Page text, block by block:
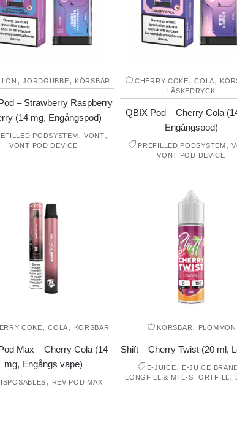
,JORDGUBBE, KÖRSBÄR
– Strawberry Raspberry
(14 mg, Engångspod)
PODSYSTEM, VONT,
VONT POD DEVICE
CHERRY COKE,COLA,
LÄSKEDRYCK
QBIX Pod – Cherry Cola
Engångspod)
PREFILLED PODSYSTEM,
VONT POD DEVICE
COKE,COLA, KÖRSBÄR
Max – Cherry Cola (14
mg, Engångs vape)
, REV POD MAX
KÖRSBÄR, PLOMMON
Shift – Cherry Twist (20 ml,
E-JUICE, E-JUICE
LONGFILL & MTL-SHORTFILL ,